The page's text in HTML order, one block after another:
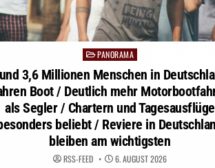
PostedPANORAMA
3,6 Millionen Menschen in
Boot / Deutlich mehr
als Segler / Chartern und Tagesausflüge
beliebt / Reviere in
bleiben am wichtigsten
RSS-FEED 6. AUGUST 2026